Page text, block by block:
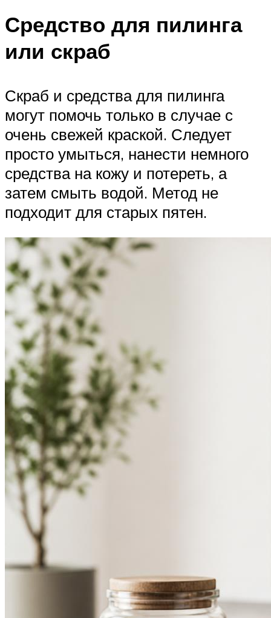
Средство для пилинга
или скраб
Скраб и средства для пилинга
могут помочь только в случае с
очень свежей краской. Следует
просто умыться, нанести немного
средства на кожу и потереть, а
затем смыть водой. Метод не
подходит для старых пятен.